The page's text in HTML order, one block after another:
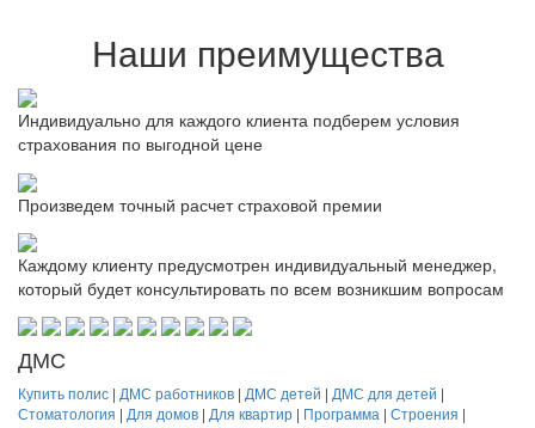
Наши преимущества
Индивидуально для каждого клиента подберем условия
страхования по выгодной цене
Произведем точный расчет страховой премии
Каждому клиенту предусмотрен индивидуальный менеджер,
который будет консультировать по всем возникшим вопросам
ДМС
Купить полис | ДМС работников | ДМС детей | ДМС для детей |
Стоматология | Для домов | Для квартир | Программа | Строения |